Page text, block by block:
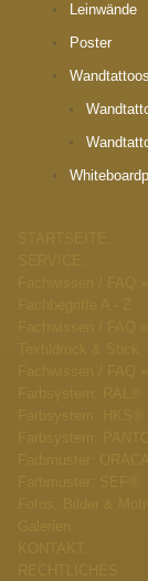
Leinwände
Poster
Wandtattoos